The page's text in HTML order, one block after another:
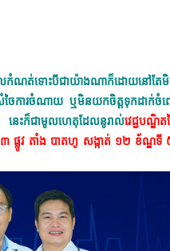
កាលកំណត់ទោះបីជាយ៉ាងណាក៏ដោយនៅ
ៃការចំណាយ ឬមិនយកចិត្តទុកដាក់ចំព
នេះក៏ជាមូលហេតុដែលនូរាល់វេជ្ជបណ្ឌិ
េខ៣ ផ្លូវ តាំង បាតហូ សង្កាត់ ១២ ខ័ណ្